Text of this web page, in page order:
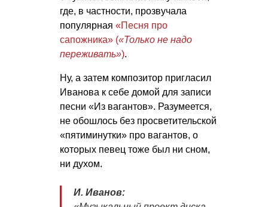
где, в частности, прозвучала
популярная «Песня про
сапожника» («Только не надо
переживать»).
Ну, а затем композитор пригласил
Иванова к себе домой для записи
песни «Из вагантов». Разумеется,
не обошлось без просветительской
«пятиминутки» про вагантов, о
которых певец тоже был ни сном,
ни духом.
И. Иванов: